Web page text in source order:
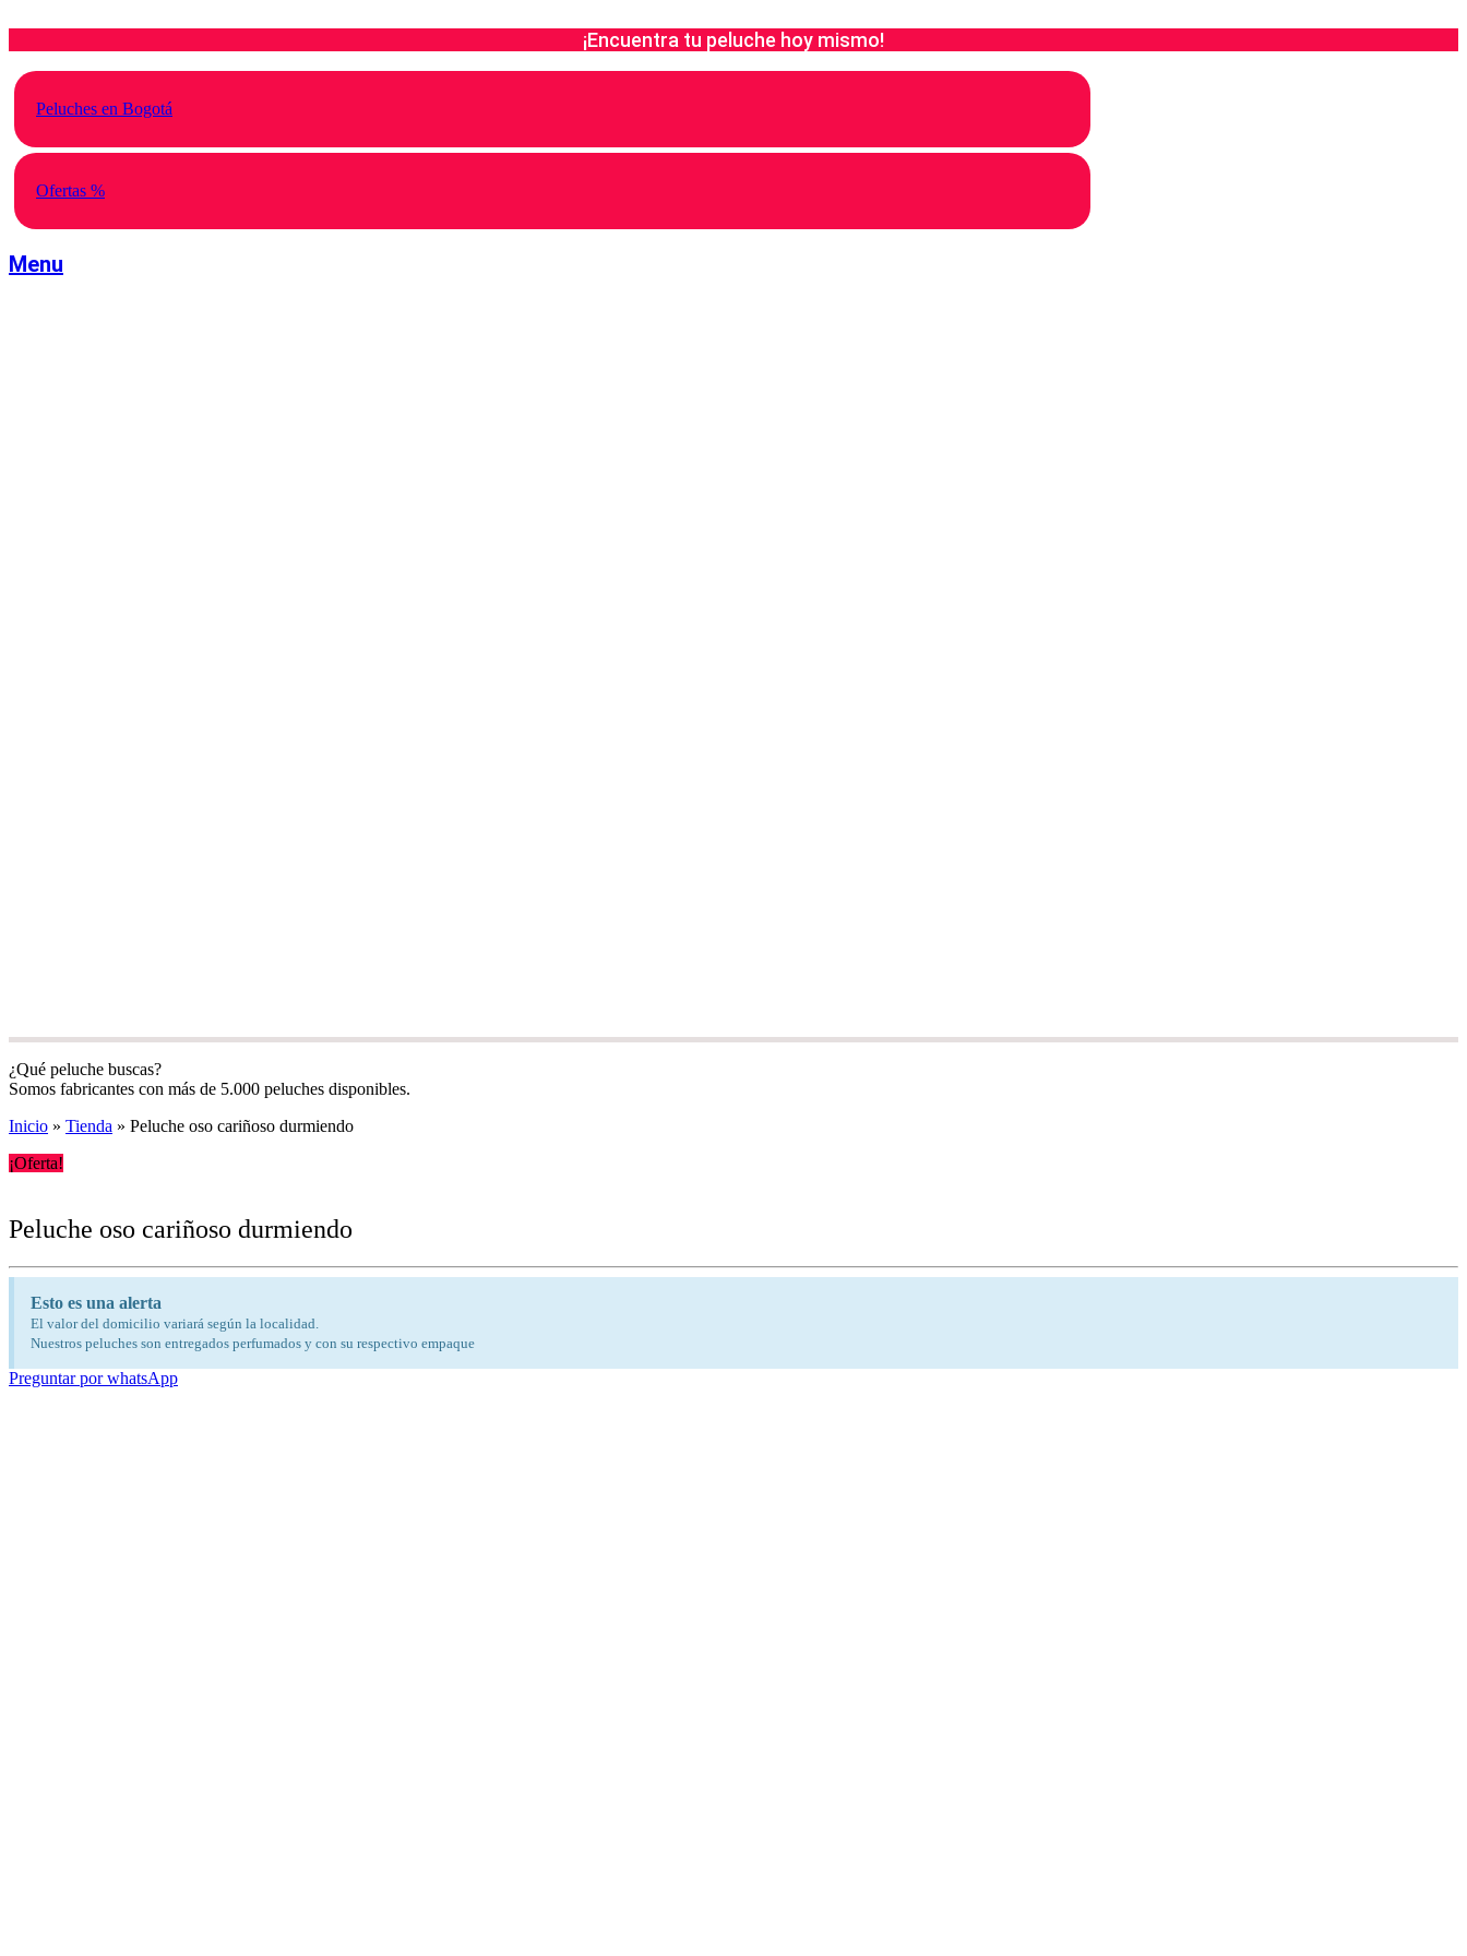
contenido
¡Encuentra tu peluche hoy mismo!
Peluches en Bogotá
Ofertas %
Menu
¿Qué peluche buscas?
Somos fabricantes con más de 5.000 peluches disponibles.
Inicio » Tienda » Peluche oso cariñoso durmiendo
¡Oferta!
Peluche oso cariñoso durmiendo
Esto es una alerta
El valor del domicilio variará según la localidad.
Nuestros peluches son entregados perfumados y con su respectivo empaque
Preguntar por whatsApp